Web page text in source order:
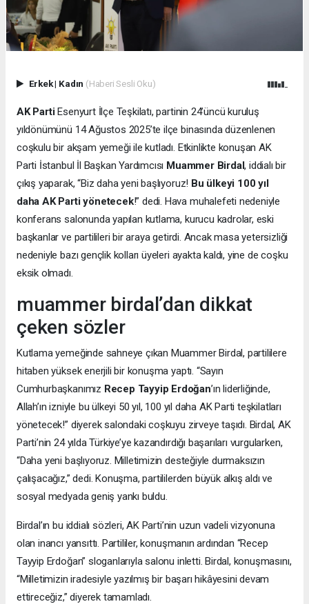
Erkek| Kadın (Haberi Sesli Oku)
AK PartiEsenyurt İlçe Teşkilatı, partinin 24’üncü kuruluş
yıldönümünü 14 Ağustos 2025’te ilçe binasında düzenlenen
coşkulu bir akşam yemeği ile kutladı. Etkinlikte konuşan AK
Parti İstanbul İl Başkan Yardımcısı Muammer Birdal, iddialı bir
çıkış yaparak, “Biz daha yeni başlıyoruz! Bu ülkeyi 100 yıl
daha AK Parti yönetecek!” dedi. Hava muhalefeti nedeniyle
konferans salonunda yapılan kutlama, kurucu kadrolar, eski
başkanlar ve partilileri bir araya getirdi. Ancak masa yetersizliği
nedeniyle bazı gençlik kolları üyeleri ayakta kaldı, yine de coşku
eksik olmadı.
muammer birdal’dan dikkat
çeken sözler
Kutlama yemeğinde sahneye çıkan Muammer Birdal, partililere
hitaben yüksek enerjili bir konuşma yaptı. “Sayın
Cumhurbaşkanımız Recep Tayyip Erdoğan’ın liderliğinde,
Allah’ın izniyle bu ülkeyi 50 yıl, 100 yıl daha AK Parti teşkilatları
yönetecek!” diyerek salondaki coşkuyu zirveye taşıdı. Birdal, AK
Parti’nin 24 yılda Türkiye’ye kazandırdığı başarıları vurgularken,
“Daha yeni başlıyoruz. Milletimizin desteğiyle durmaksızın
çalışacağız,” dedi. Konuşma, partililerden büyük alkış aldı ve
sosyal medyada geniş yankı buldu.
Birdal’ın bu iddialı sözleri, AK Parti’nin uzun vadeli vizyonuna
olan inancı yansıttı. Partililer, konuşmanın ardından “Recep
Tayyip Erdoğan” sloganlarıyla salonu inletti. Birdal, konuşmasını,
“Milletimizin iradesiyle yazılmış bir başarı hikâyesini devam
ettireceğiz,” diyerek tamamladı.